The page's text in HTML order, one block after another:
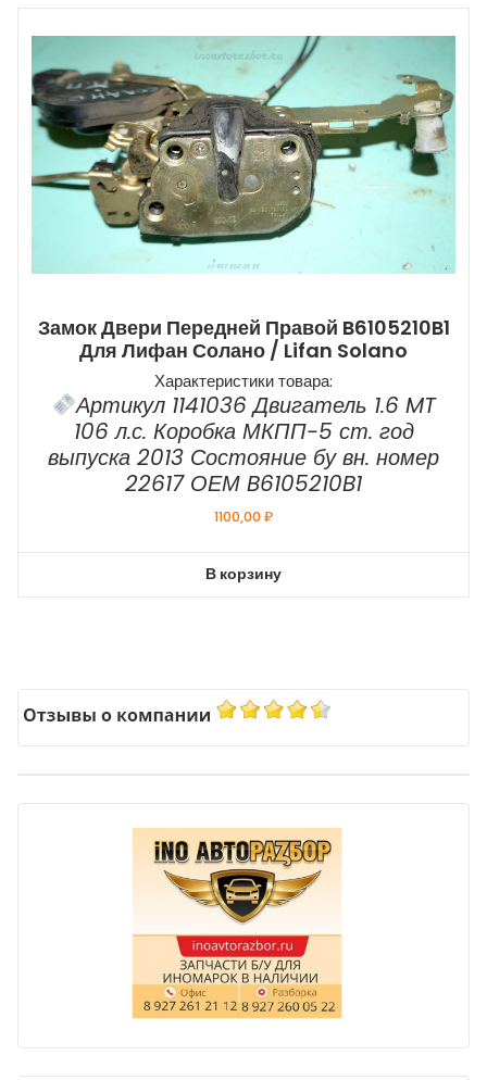
Замок Двери Передней Правой B6105210B1
Для Лифан Солано / Lifan Solano
Характеристики товара:
Артикул 1141036 Двигатель 1.6 MT
106 л.с. Коробка МКПП-5 ст. год
выпуска 2013 Состояние бу вн. номер
22617 ОЕМ B6105210B1
1100,00₽
В корзину